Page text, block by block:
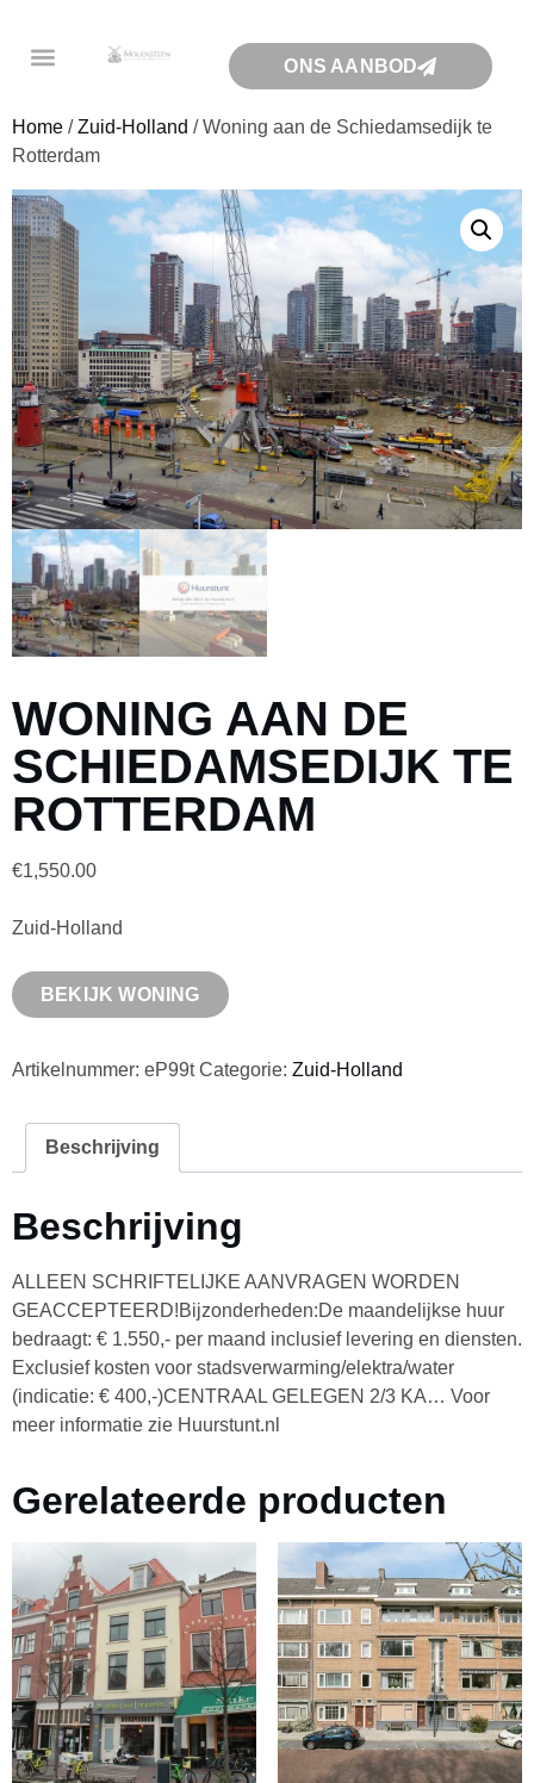
ONS AANBOD
Home /Zuid-Holland / Woning aan de Schiedamsedijk te
Rotterdam
WONING AAN DE
SCHIEDAMSEDIJK TE
ROTTERDAM
€1,550.00
Zuid-Holland
BEKIJK WONING
Artikelnummer: eP99t Categorie: Zuid-Holland
Beschrijving
Beschrijving
ALLEEN SCHRIFTELIJKE AANVRAGEN WORDEN
GEACCEPTEERD!Bijzonderheden:De maandelijkse huur
bedraagt: € 1.550,- per maand inclusief levering en diensten.
Exclusief kosten voor stadsverwarming/elektra/water
(indicatie: € 400,-)CENTRAAL GELEGEN 2/3 KA… Voor
meer informatie zie Huurstunt.nl
Gerelateerde producten